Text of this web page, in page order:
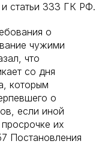
статьи 333 ГК РФ.
о
чужими
что
со дня
которым
о
если иной
их
Постановления